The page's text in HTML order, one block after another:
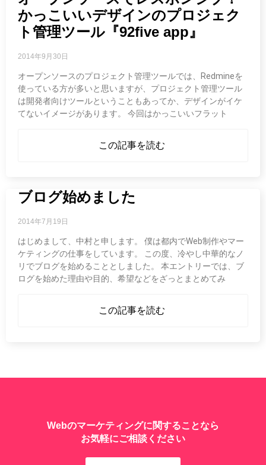
かっこいいデザインのプロジェク
ト管理ツール『92five app』
2014年9月30日
オープンソースのプロジェクト管理ツールでは、Redmineを
使っている方が多いと思いますが、プロジェクト管理ツール
は開発者向けツールということもあってか、デザインがイケ
てないイメージがあります。 今回はかっこいいフラット
この記事を読む
ブログ始めました
2014年7月19日
はじめまして、中村と申します。 僕は都内でWeb制作やマー
ケティングの仕事をしています。 この度、冷やし中華的なノ
リでブログを始めることとしました。 本エントリーでは、ブ
ログを始めた理由や目的、希望などをざっとまとめてみ
この記事を読む
Webのマーケティングに関することなら
お気軽にご相談ください